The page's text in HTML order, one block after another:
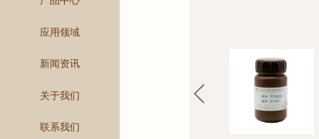
应用领域
新闻资讯
关于我们
联系我们